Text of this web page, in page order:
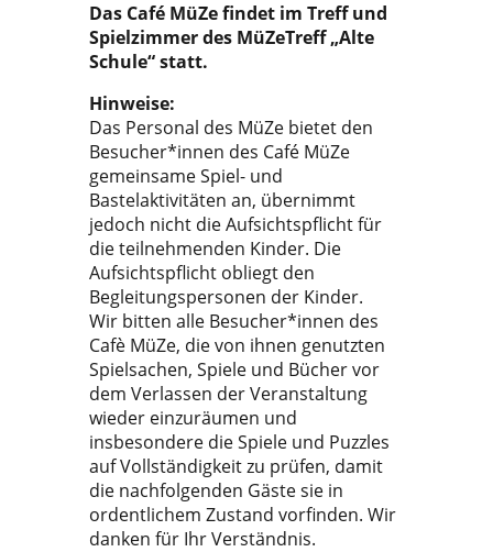
Das Café MüZe findet im Treff und
Spielzimmer des MüZeTreff „Alte
Schule“ statt.
Hinweise:
Das Personal des MüZe bietet den
Besucher*innen des Café MüZe
gemeinsame Spiel- und
Bastelaktivitäten an, übernimmt
jedoch nicht die Aufsichtspflicht für
die teilnehmenden Kinder. Die
Aufsichtspflicht obliegt den
Begleitungspersonen der Kinder.
Wir bitten alle Besucher*innen des
Cafè MüZe, die von ihnen genutzten
Spielsachen, Spiele und Bücher vor
dem Verlassen der Veranstaltung
wieder einzuräumen und
insbesondere die Spiele und Puzzles
auf Vollständigkeit zu prüfen, damit
die nachfolgenden Gäste sie in
ordentlichem Zustand vorfinden. Wir
danken für Ihr Verständnis.